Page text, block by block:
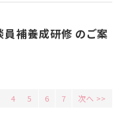
員補養成研修 のご案
4 5 6 7 次へ >>